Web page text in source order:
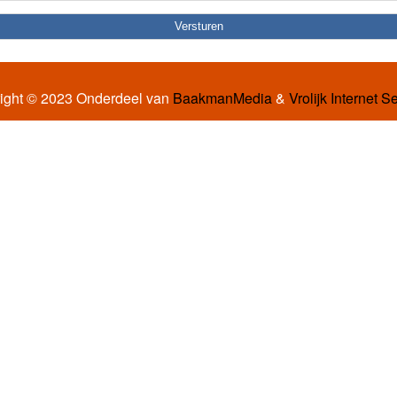
© 2023 Onderdeel van BaakmanMedia& Vrolijk Internet